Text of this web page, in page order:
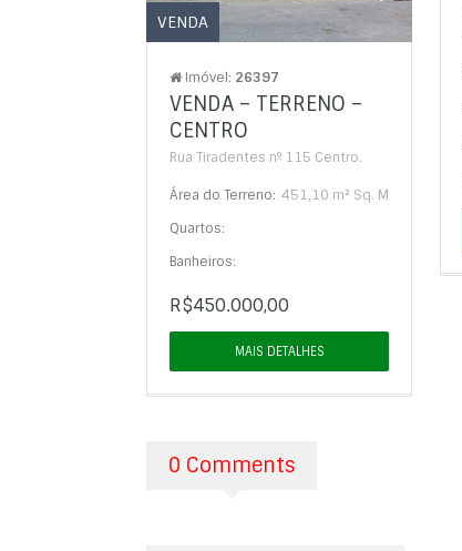
VENDA
Imóvel: 26397
VENDA – TERRENO –
CENTRO
Rua Tiradentes nº 115 Centro.
Área do Terreno: 451,10 m² Sq. M
Quartos:
Banheiros:
R$450.000,00
MAIS DETALHES
0 Comments